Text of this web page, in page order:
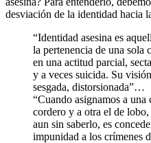
desviación de la identidad hacia
“Identidad asesina es
la pertenencia de una sola
en una actitud parcial,
y a veces suicida. Su
sesgada, distorsionada”…
“Cuando asignamos a
cordero y a otra el de
aun sin saberlo, es
impunidad a los crímenes